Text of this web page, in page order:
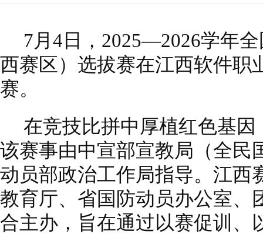
7月4日，2025—2026学年
西赛区）选拔赛在江西软件职
赛。
在竞技比拼中厚植红色基
该赛事由中宣部宣教局（全民
动员部政治工作局指导。江西
教育厅、省国防动员办公室、
合主办，旨在通过以赛促训、